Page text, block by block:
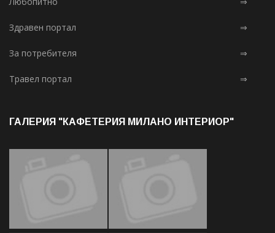
Здравен портал ⇒
За потребителя ⇒
Травел портал ⇒
ГАЛЕРИЯ "КАФЕТЕРИЯ МИЛАНО ИНТЕРИОР"